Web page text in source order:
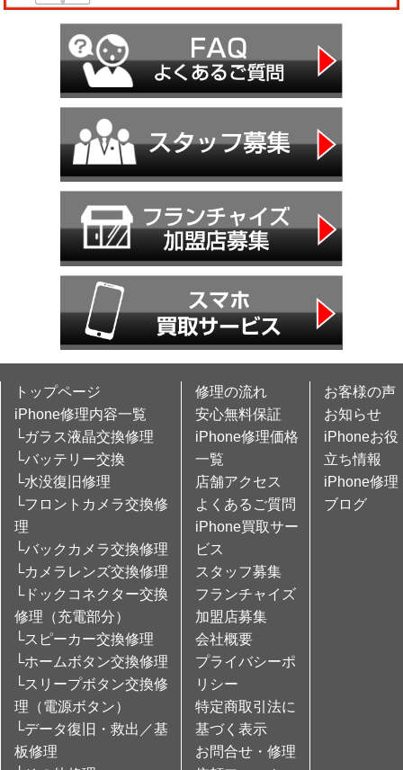
トップページ
iPhone修理内容一覧
└ガラス液晶交換修理
└バッテリー交換
└水没復旧修理
└フロントカメラ交換修
理
└バックカメラ交換修理
└カメラレンズ交換修理
└ドックコネクター交換
修理（充電部分）
└スピーカー交換修理
└ホームボタン交換修理
└スリープボタン交換修
理（電源ボタン）
└データ復旧・救出／基
板修理
修理の流れ
安心無料保証
iPhone修理価格
一覧
店舗アクセス
よくあるご質問
iPhone買取サー
ビス
スタッフ募集
フランチャイズ
加盟店募集
会社概要
プライバシーポ
リシー
特定商取引法に
基づく表示
お問合せ・修理
お客様の声
お知らせ
iPhoneお役
立ち情報
iPhone修理
ブログ